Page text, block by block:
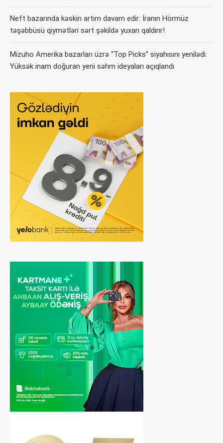
Neft bazarında kəskin artım davam edir: İranın Hörmüz
təşəbbüsü qiymətləri sərt şəkildə yuxarı qaldırır!
Mizuho Amerika bazarları üzrə “Top Picks” siyahısını yenilədi:
Yüksək inam doğuran yeni səhm ideyaları açıqlandı